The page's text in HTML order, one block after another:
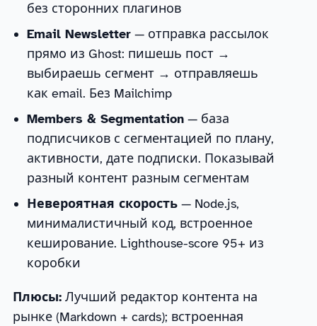
без сторонних плагинов
Email Newsletter— отправка рассылок
прямо из Ghost: пишешь пост →
выбираешь сегмент → отправляешь
как email. Без Mailchimp
Members & Segmentation— база
подписчиков с сегментацией по плану,
активности, дате подписки. Показывай
разный контент разным сегментам
Невероятная скорость— Node.js,
минималистичный код, встроенное
кеширование. Lighthouse-score 95+ из
коробки
Плюсы:Лучший редактор контента на
рынке (Markdown + cards); встроенная